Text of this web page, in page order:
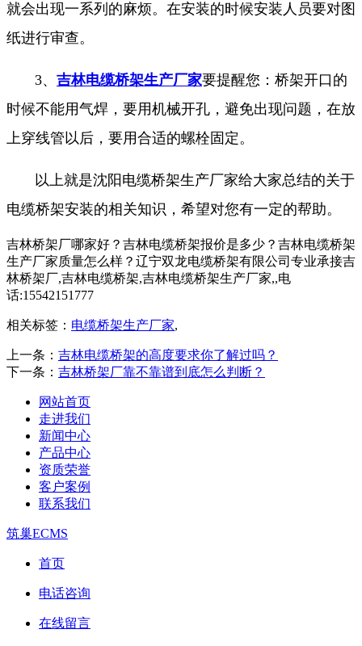
就会出现一系列的麻烦。在安装的时候安装人员要对图
纸进行审查。
3、 吉林电缆桥架生产厂家要提醒您：桥架开口的
时候不能用气焊，要用机械开孔，避免出现问题，在放
上穿线管以后，要用合适的螺栓固定。
以上就是沈阳电缆桥架生产厂家给大家总结的关于
电缆桥架安装的相关知识，希望对您有一定的帮助。
吉林桥架厂哪家好？吉林电缆桥架报价是多少？吉林电缆桥架
生产厂家质量怎么样？辽宁双龙电缆桥架有限公司专业承接吉
林桥架厂,吉林电缆桥架,吉林电缆桥架生产厂家,,电
话:15542151777
相关标签： 电缆桥架生产厂家,
上一条： 吉林电缆桥架的高度要求你了解过吗？
下一条： 吉林桥架厂靠不靠谱到底怎么判断？
网站首页
走进我们
新闻中心
产品中心
资质荣誉
客户案例
联系我们
筑巢ECMS
首页
电话咨询
在线留言